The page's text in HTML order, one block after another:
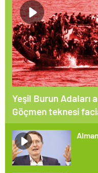
Yeşil Burun Adaları
Göçmen teknesi